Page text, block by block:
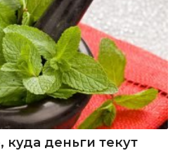
деньги текут